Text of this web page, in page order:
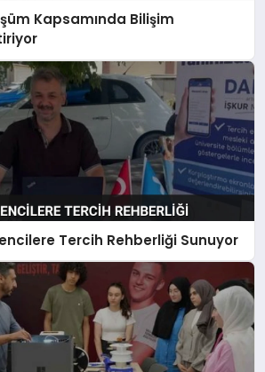
Kapsamında Bilişim
Tercih Rehberliği Sunuyor